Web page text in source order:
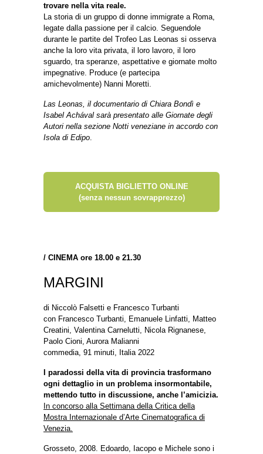
trovare nella vita reale.
La storia di un gruppo di donne immigrate a Roma,
legate dalla passione per il calcio. Seguendole
durante le partite del Trofeo Las Leonas si osserva
anche la loro vita privata, il loro lavoro, il loro
sguardo, tra speranze, aspettative e giornate molto
impegnative. Produce (e partecipa
amichevolmente) Nanni Moretti.
Las Leonas, il documentario di Chiara Bondì e
Isabel Achával sarà presentato alle Giornate degli
Autori nella sezione Notti veneziane in accordo con
Isola di Edipo
ACQUISTA BIGLIETTO ONLINE
(senza nessun sovrapprezzo)
/ CINEMA ore 18.00 e 21.30
MARGINI
di Niccolò Falsetti e Francesco Turbanti
con Francesco Turbanti, Emanuele Linfatti, Matteo
Creatini, Valentina Carnelutti, Nicola Rignanese,
Paolo Cioni, Aurora Malianni
commedia, 91 minuti, Italia 2022
I paradossi della vita di provincia trasformano
ogni dettaglio in un problema insormontabile,
mettendo tutto in discussione, anche l’amicizia.
In concorso alla Settimana della Critica della
Mostra Internazionale d’Arte Cinematografica di
Venezia.
Grosseto, 2008. Edoardo, Iacopo e Michele sono i